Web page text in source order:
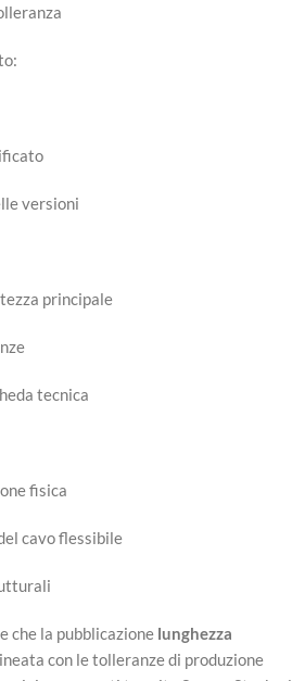
versioni
principale
tecnica
fisica
cavo flessibile
che la pubblicazione lunghezza
con le tolleranze di produzione